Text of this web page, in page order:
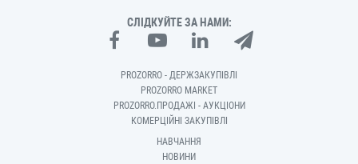
СЛІДКУЙТЕ ЗА НАМИ:
PROZORRO - ДЕРЖЗАКУПІВЛІ
PROZORRO MARKET
PROZORRO.ПРОДАЖІ - АУКЦІОНИ
КОМЕРЦІЙНІ ЗАКУПІВЛІ
НАВЧАННЯ
НОВИНИ